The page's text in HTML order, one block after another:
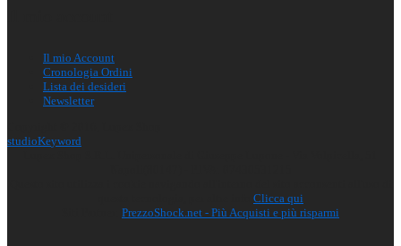
Il mio Account
Cronologia Ordini
Lista dei desideri
Newsletter
studioKeyword
Clicca qui
PrezzoShock.net - Più Acquisti e più risparmi